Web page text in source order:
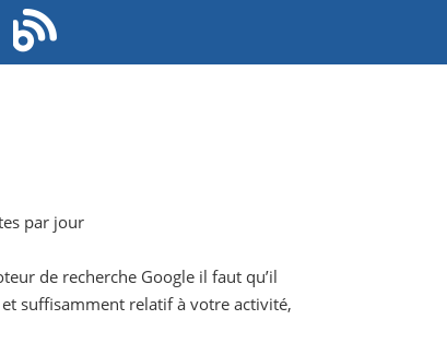
par jour
de recherche Google il faut qu’il
suffisamment relatif à votre activité,